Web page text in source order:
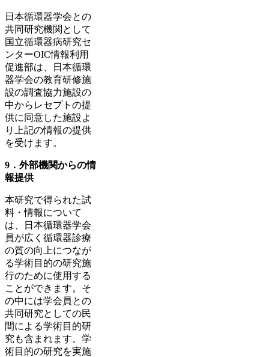
日本循環器学会との
共同研究機関として
国立循環器病研究セ
ンターOIC情報利用
促進部は、日本循環
器学会の教育研修施
設の調査協力施設の
中からレセプトの提
供に同意した施設よ
り上記の情報の提供
を受けます。
9．外部機関からの情
報提供
本研究で得られた試
料・情報について
は、日本循環器学会
員が広く循環器診療
の質の向上につなが
る学術目的の研究施
行のために使用する
ことができます。そ
の中には学会員との
共同研究としての民
間による学術目的研
究も含まれます。学
術目的の研究を実施